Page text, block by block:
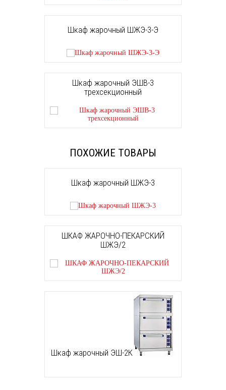
Шкаф жарочный ШЖЭ-3-Э
Шкаф жарочный ЭШВ-3
трехсекционный
ПОХОЖИЕ ТОВАРЫ
Шкаф жарочный ШЖЭ-3
ШКАФ ЖАРОЧНО-ПЕКАРСКИЙ
ШЖЭ/2
Шкаф жарочный ЭШ-2К